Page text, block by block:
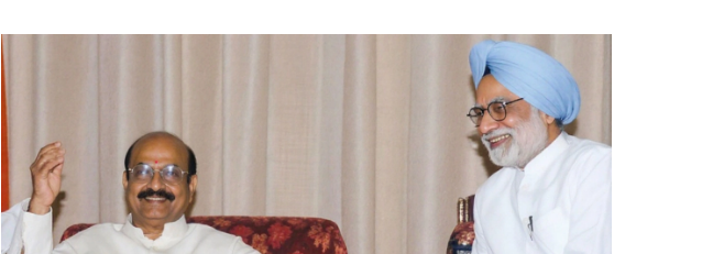
आर‑एंड‑डी निवेश पर असर का सामना करना पड़ेगा। अतिरिक्त रूप से 1 अक्टूबर से 100%
फार्मास्यूटिकल टैरिफ भी लागू होगा, लेकिन जनरिक और अमेरिकी निर्माताओं को छूट मिलेगी।